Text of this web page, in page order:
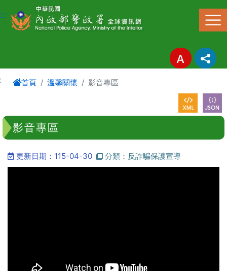
進入內容區塊
:::
首頁 溫馨關懷 影音專區
影音專區
更新日期：115-04-30 分類：反詐騙保護宣導